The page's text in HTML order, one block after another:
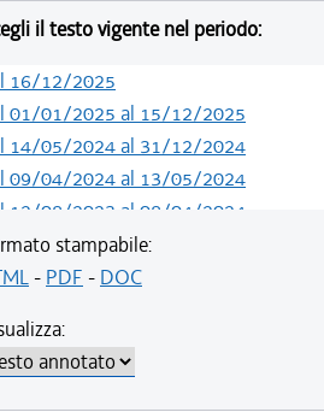
il testo vigente nel periodo:
16/12/2025
01/01/2025 al 15/12/2025
14/05/2024 al 31/12/2024
09/04/2024 al 13/05/2024
12/08/2023 al 08/04/2024
01/01/2022 al 11/08/2023
16/12/2021 al 31/12/2021
18/06/2021 al 01/12/2021
20/05/2021 al 17/06/2021
01/01/2020 al 19/05/2021
stampabile:
- PDF - DOC